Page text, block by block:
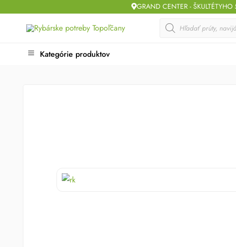
GRAND CENTER -
Products
search
Kategórie produktov